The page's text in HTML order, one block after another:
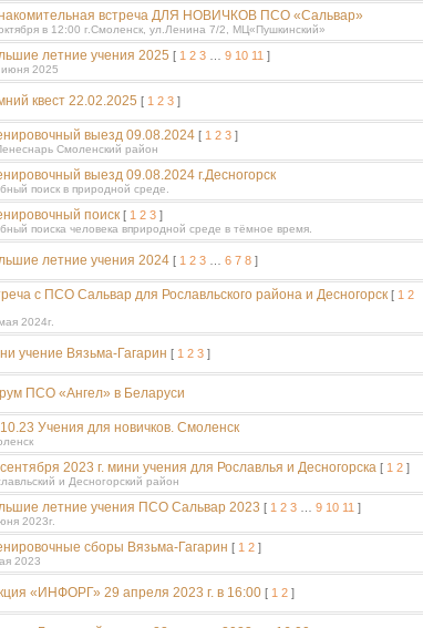
встреча ДЛЯ НОВИЧКОВ ПСО «Сальвар»
в 12:00 г.Смоленск, ул.Ленина 7/2, МЦ«Пушкинский»
летние учения 2025 [ 1 2 3 9 10 11 ]
2025
квест 22.02.2025 [ 1 2 3 ]
выезд 09.08.2024 [ 1 2 3 ]
Смоленский район
выезд 09.08.2024 г.Десногорск
поиск в природной среде.
поиск [ 1 2 3 ]
поиска человека вприродной среде в тёмное время.
летние учения 2024 [ 1 2 3 6 7 8 ]
с ПСО Сальвар для Рославльского района и Десногорск [ 1 2
2024г.
учение Вязьма-Гагарин [ 1 2 3 ]
ПСО «Ангел» в Беларуси
Учения для новичков. Смоленск
2023 г. мини учения для Рославлья и Десногорска [ 1 2 ]
и Десногорский район
летние учения ПСО Сальвар 2023 [ 1 2 3 9 10 11 ]
2023г.
сборы Вязьма-Гагарин [ 1 2 ]
2023
«ИНФОРГ» 29 апреля 2023 г. в 16:00 [ 1 2 ]